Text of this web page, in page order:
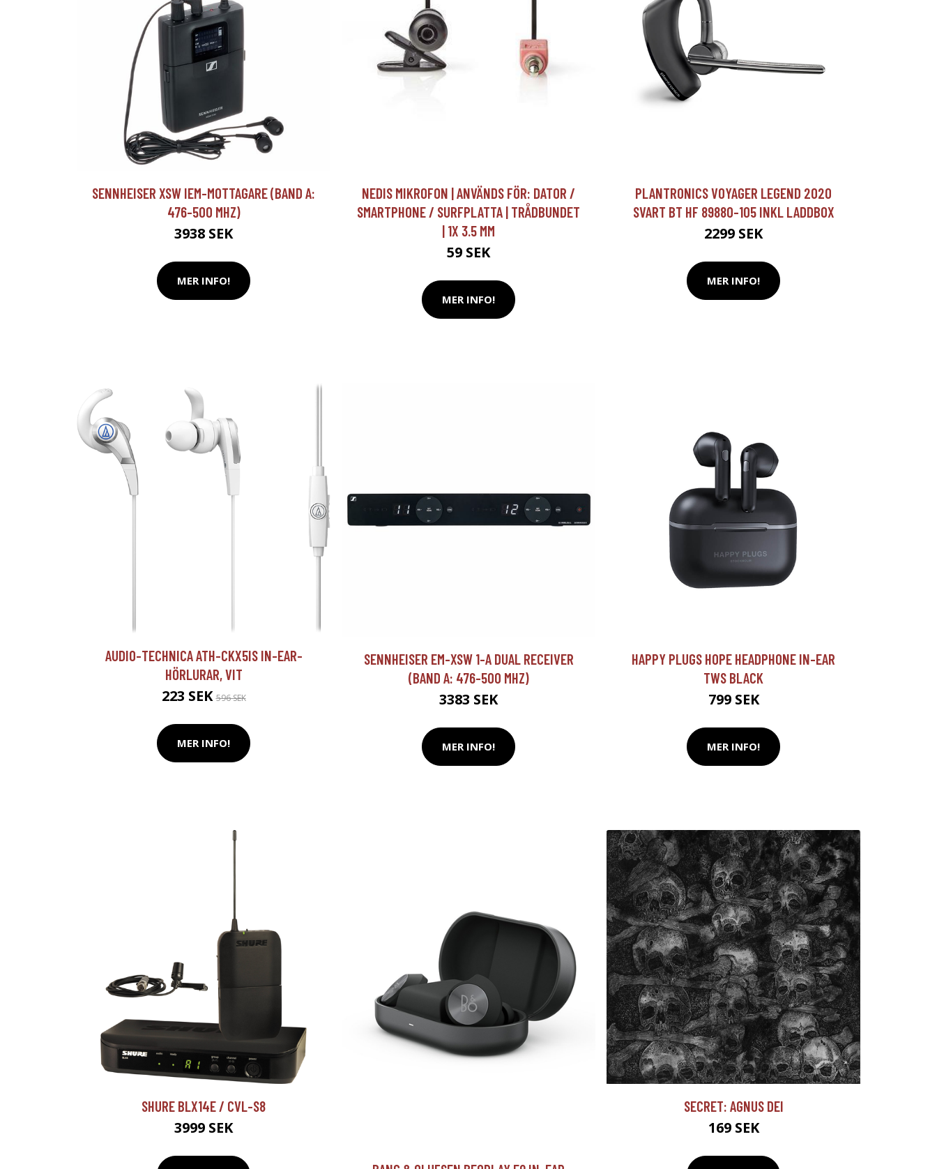
SENNHEISER XSW IEM-MOTTAGARE (BAND A:
476-500 MHZ)
3938 SEK
MER INFO!
NEDIS MIKROFON | ANVÄNDS FÖR: DATOR /
SMARTPHONE / SURFPLATTA | TRÅDBUNDET
| 1X 3.5 MM
59 SEK
MER INFO!
PLANTRONICS VOYAGER LEGEND 2020
SVART BT HF 89880-105 INKL LADDBOX
2299 SEK
MER INFO!
AUDIO-TECHNICA ATH-CKX5IS IN-EAR-
HÖRLURAR, VIT
223 SEK596 SEK
MER INFO!
SENNHEISER EM-XSW 1-A DUAL RECEIVER
(BAND A: 476-500 MHZ)
3383 SEK
MER INFO!
HAPPY PLUGS HOPE HEADPHONE IN-EAR
TWS BLACK
799 SEK
MER INFO!
SHURE BLX14E / CVL-S8
3999 SEK
SECRET: AGNUS DEI
169 SEK